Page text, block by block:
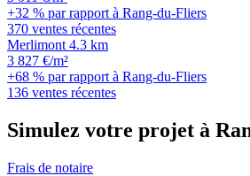
+32 % par rapport à Rang-du-Fliers
370 ventes récentes
Merlimont 4.3 km
3 827 €/m²
+68 % par rapport à Rang-du-Fliers
136 ventes récentes
Simulez votre projet à
Frais de notaire